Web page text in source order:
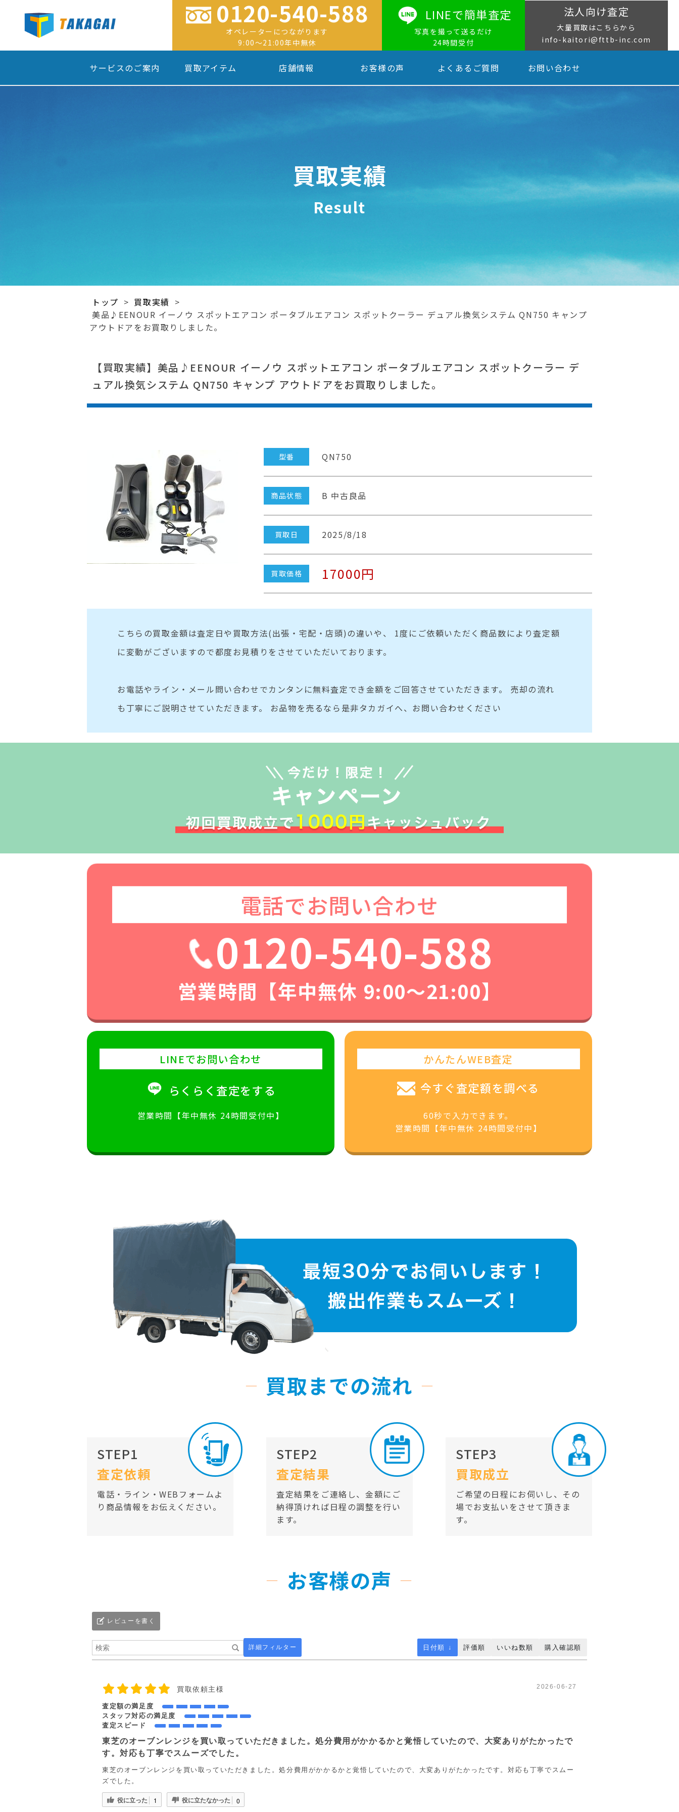
0120-540-588
オペレーターにつながります
9:00〜21:00年中無休
LINEで簡単査定
写真を撮って送るだけ
24時間受付
法人向け査定
大量買取はこちらから
info-kaitori@fttb-inc.com
サービスのご案内 買取アイテム 店舗情報 お客様の声 よくあるご質問 お問い合わせ
買取実績
Result
トップ > 買取実績 >
美品♪EENOUR イーノウ スポットエアコン ポータブルエアコン スポットクーラー デュアル換気システム QN750 キャンプ
アウトドアをお買取りしました。
【買取実績】美品♪EENOUR イーノウ スポットエアコン ポータブルエアコン スポットクーラー デ
ュアル換気システム QN750 キャンプ アウトドアをお買取りしました。
型番 QN750
商品状態 B 中古良品
買取日 2025/8/18
買取価格 17000円
こちらの買取金額は査定日や買取方法(出張・宅配・店頭)の違いや、 1度にご依頼いただく商品数により査定額
に変動がございますので都度お見積りをさせていただいております。
お電話やライン・メール問い合わせでカンタンに無料査定でき金額をご回答させていただきます。 売却の流れ
も丁寧にご説明させていただきます。 お品物を売るなら是非タカガイへ、お問い合わせください
電話でお問い合わせ
0120-540-588
営業時間【年中無休 9:00〜21:00】
LINEでお問い合わせ
らくらく査定をする
営業時間【年中無休 24時間受付中】
かんたんWEB査定
今すぐ査定額を調べる
60秒で入力できます。
営業時間【年中無休 24時間受付中】
買取までの流れ
STEP1
査定依頼
電話・ライン・WEBフォームよ
り商品情報をお伝えください。
STEP2
査定結果
査定結果をご連絡し、金額にご
納得頂ければ日程の調整を行い
ます。
STEP3
買取成立
ご希望の日程にお伺いし、その
場でお支払いをさせて頂きま
す。
お客様の声
レビューを書く
詳細フィルター 日付順 ↓ 評価順 いいね数順 購入確認順
買取依頼主様 2026-06-27
査定額の満足度
スタッフ対応の満足度
査定スピード
東芝のオーブンレンジを買い取っていただきました。処分費用がかかるかと覚悟していたので、大変ありがたかったで
す。対応も丁寧でスムーズでした。
東芝のオーブンレンジを買い取っていただきました。処分費用がかかるかと覚悟していたので、大変ありがたかったです。対応も丁寧でスムー
ズでした。
役に立った 1 役に立たなかった 0